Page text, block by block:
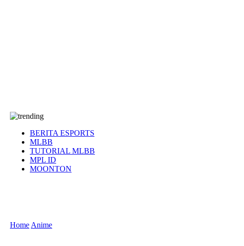
BERITA ESPORTS
MLBB
TUTORIAL MLBB
MPL ID
MOONTON
Home Anime